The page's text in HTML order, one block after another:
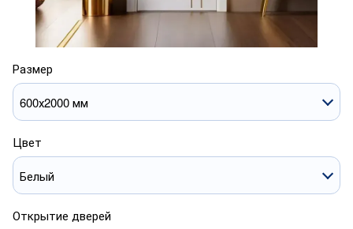
Размер
600х2000 мм
Цвет
Белый
Открытие дверей